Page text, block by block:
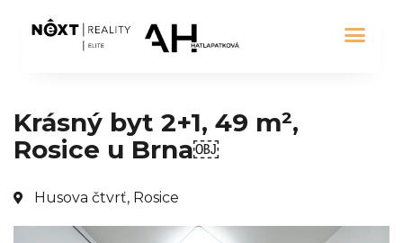
Krásný byt 2+1, 49 m²,
Rosice u Brna￼
Husova čtvrť, Rosice